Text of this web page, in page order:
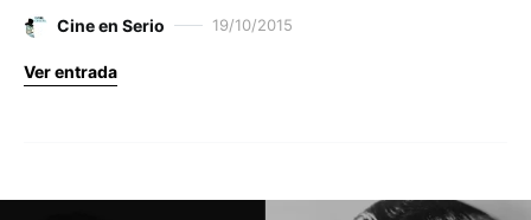
Cine en Serio 19/10/2015
Ver entrada